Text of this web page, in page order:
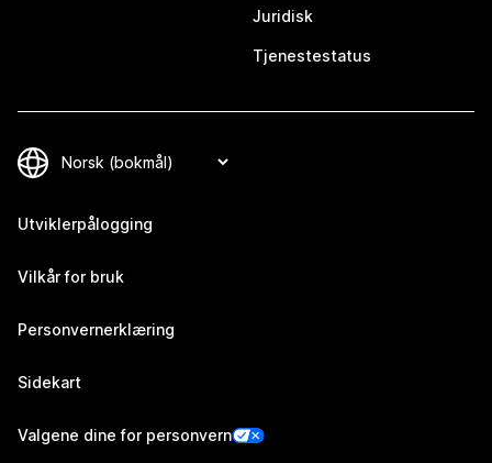
Juridisk
Tjenestestatus
Utviklerpålogging
Vilkår for bruk
Personvernerklæring
Sidekart
Valgene dine for personvern